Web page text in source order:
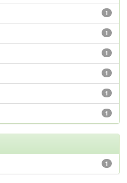
1
1
1
1
1
1
1